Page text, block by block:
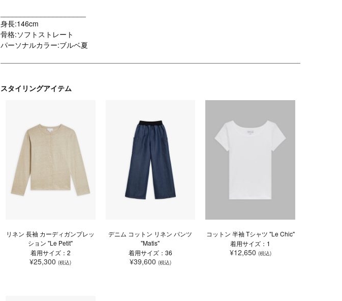
身長:146cm
骨格:ソフトストレート
パーソナルカラー:ブルベ夏
スタイリングアイテム
リネン 長袖 カーディガンプレッ
ション "Le Petit"
着用サイズ：2
¥25,300(税込)
デニム コットン リネン パンツ
"Matis"
着用サイズ：36
¥39,600 (税込)
コットン 半袖 Tシャツ "Le Chic"
着用サイズ：1
¥12,650 (税込)